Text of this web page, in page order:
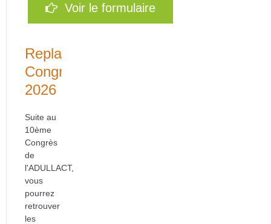
Voir le formulaire
Replays
Congrès
2026
Suite au
10ème
Congrès
de
l'ADULLACT,
vous
pourrez
retrouver
les